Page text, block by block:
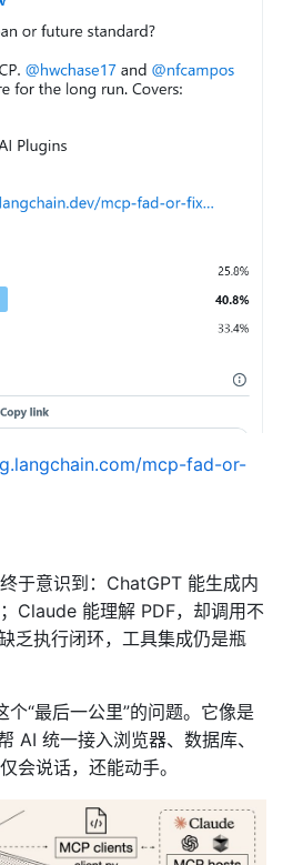
mcp-fad-or-
于意识到：ChatGPT 能生成内
Claude 能理解 PDF，却调用不
乏执行闭环，工具集成仍是瓶
“最后一公里”的问题。它像是
AI 统一接入浏览器、数据库、
会说话，还能动手。